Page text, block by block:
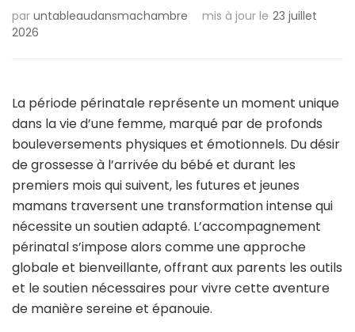
par untableaudansmachambre mis à jour le 23 juillet
2026
La période périnatale représente un moment unique
dans la vie d’une femme, marqué par de profonds
bouleversements physiques et émotionnels. Du désir
de grossesse à l’arrivée du bébé et durant les
premiers mois qui suivent, les futures et jeunes
mamans traversent une transformation intense qui
nécessite un soutien adapté. L’accompagnement
périnatal s’impose alors comme une approche
globale et bienveillante, offrant aux parents les outils
et le soutien nécessaires pour vivre cette aventure
de manière sereine et épanouie.